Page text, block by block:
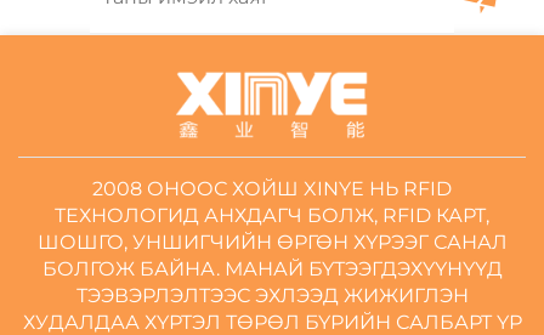
2008 ОНООС ХОЙШ XINYE НЬ RFID
ТЕХНОЛОГИД АНХДАГЧ БОЛЖ, RFID КАРТ,
ШОШГО, УНШИГЧИЙН ӨРГӨН ХҮРЭЭГ САНАЛ
БОЛГОЖ БАЙНА. МАНАЙ БҮТЭЭГДЭХҮҮНҮҮД
ТЭЭВЭРЛЭЛТЭЭС ЭХЛЭЭД ЖИЖИГЛЭН
ХУДАЛДАА ХҮРТЭЛ ТӨРӨЛ БҮРИЙН САЛБАРТ ҮР